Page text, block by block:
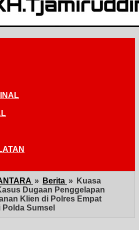
» Berita » Kuasa
Dugaan Penggelapan
Klien di Polres Empat
Polda Sumsel